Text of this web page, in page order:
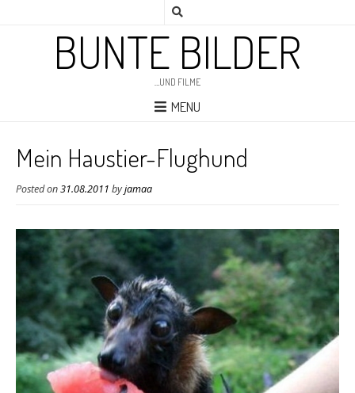
BUNTE BILDER
…UND FILME
MENU
Mein Haustier-Flughund
Posted on31.08.2011 byjamaa